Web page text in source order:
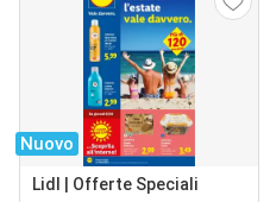
Nuovo
Lidl | Offerte Speciali